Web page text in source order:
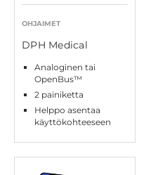
OHJAIMET
DPH Medical
Analoginen tai
OpenBus™
2 painiketta
Helppo asentaa
käyttökohteeseen